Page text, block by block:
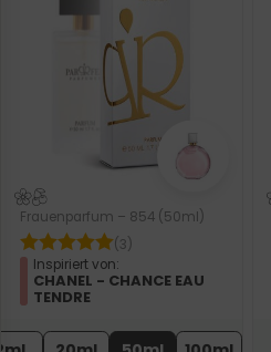
Frauenparfum – 854 (50ml)
(3)
Inspiriert von:
CHANEL - CHANCE EAU
TENDRE